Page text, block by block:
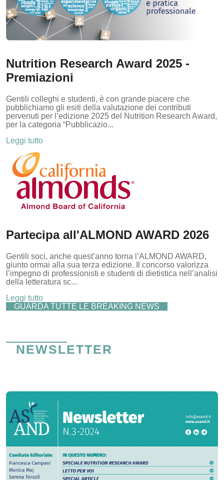
Nutrition Research Award 2025 -
Premiazioni
Gentili colleghi e studenti, è con grande piacere che
pubblichiamo gli esiti della valutazione dei contributi
pervenuti per l’edizione 2025 del Nutrition Research Award,
per la categoria “Pubblicazio...
Leggi tutto
Partecipa all'ALMOND AWARD 2026
Gentili soci, anche quest’anno torna l’ALMOND AWARD,
giunto ormai alla sua terza edizione. Il concorso valorizza
l’impegno di professionisti e studenti di dietistica nell’analisi
della letteratura sc...
Leggi tutto
GUARDA TUTTE LE BREAKING NEWS
NEWSLETTER